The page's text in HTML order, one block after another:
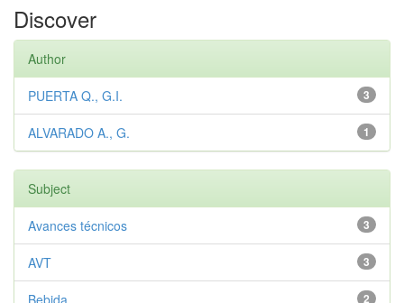
Discover
Author
3
PUERTA Q., G.I.
1
ALVARADO A., G.
Subject
3
Avances técnicos
3
AVT
2
Bebida